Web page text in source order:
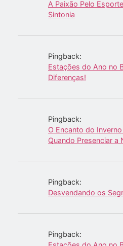
A Paixão Pelo
Sintonia
Pingback:
Estações do Ano no
Diferenças!
Pingback:
O Encanto do
Quando Presenciar a
Pingback:
Desvendando os
Pingback: